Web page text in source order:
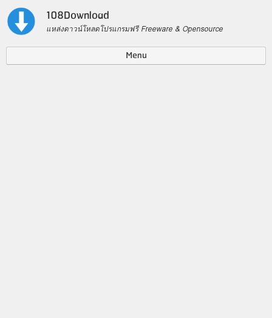
108Download
แหล่งดาวน์โหลดโปรแกรมฟรี Freeware & Opensource
Menu